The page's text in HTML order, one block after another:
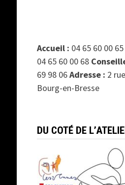
Accueil : 04 65 60 00 65
04 65 60 00 68
69 98 06Adresse : 2
Bourg-en-Bresse
DU COTÉ DE